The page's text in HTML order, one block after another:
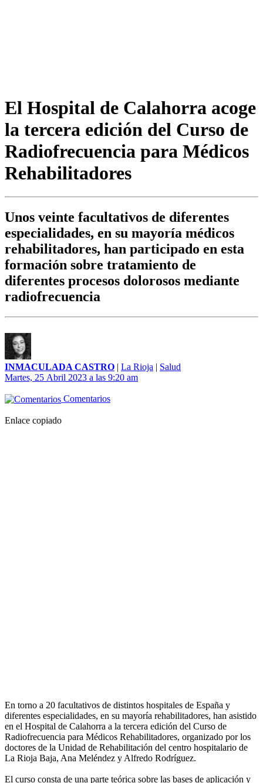
El Hospital de Calahorra acoge
la tercera edición del Curso de
Radiofrecuencia para Médicos
Rehabilitadores
Unos veinte facultativos de diferentes
especialidades, en su mayoría médicos
rehabilitadores, han participado en esta
formación sobre tratamiento de
diferentes procesos dolorosos mediante
radiofrecuencia
INMACULADA CASTRO | La Rioja | Salud
Martes, 25 Abril 2023 a las 9:20 am
Comentarios
Enlace copiado
En torno a 20 facultativos de distintos hospitales de España y
diferentes especialidades, en su mayoría rehabilitadores, han asistido
en el Hospital de Calahorra a la tercera edición del Curso de
Radiofrecuencia para Médicos Rehabilitadores, organizado por los
doctores de la Unidad de Rehabilitación del centro hospitalario de
La Rioja Baja, Ana Meléndez y Alfredo Rodríguez.
El curso consta de una parte teórica sobre las bases de aplicación y